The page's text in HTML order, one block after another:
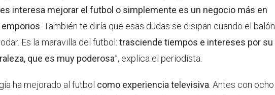
interesa mejorar el futbol o simplemente es un negocio más en
. También te diría que esas dudas se disipan cuando el balón
Es la maravilla del futbol: trasciende tiempos e intereses por su
que es muy poderosa”, explica el periodista.
ha mejorado al futbol como experiencia televisiva . Antes con ocho